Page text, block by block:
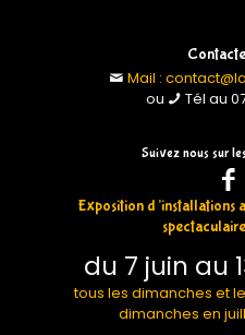
Mail :
ou
Tél au
Suivez nous sur
Exposition d’installations
du 7 juin au
tous les dimanches et
dimanches en